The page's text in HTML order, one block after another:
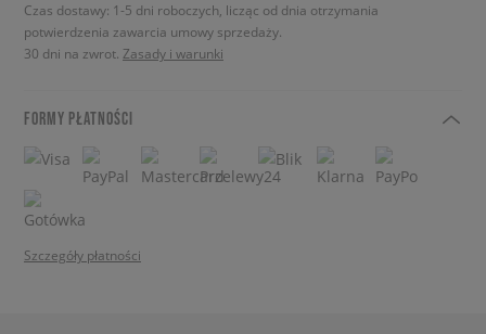
Czas dostawy: 1-5 dni roboczych, licząc od dnia otrzymania
potwierdzenia zawarcia umowy sprzedaży.
30 dni na zwrot. Zasady i warunki
FORMY PŁATNOŚCI
Szczegóły płatności